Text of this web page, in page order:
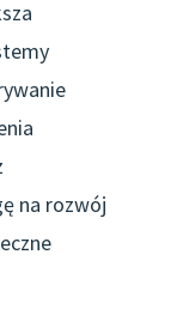
na rozwój